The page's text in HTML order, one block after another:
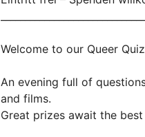
Welcome to our Queer
An evening full of
and films.
Great prizes await the